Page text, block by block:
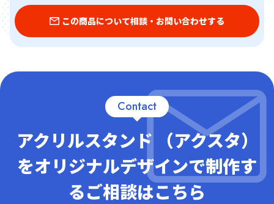
この商品について相談・お問い合わせする
Contact
アクリルスタンド （アクスタ）
をオリジナルデザインで制作す
るご相談はこちら